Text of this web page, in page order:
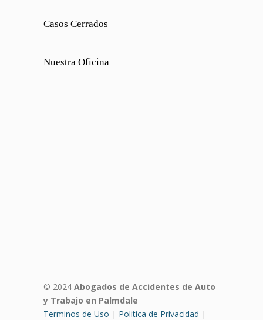
Casos Cerrados
Nuestra Oficina
© 2024 Abogados de Accidentes de Auto
y Trabajo en Palmdale
Terminos de Uso | Politica de Privacidad |